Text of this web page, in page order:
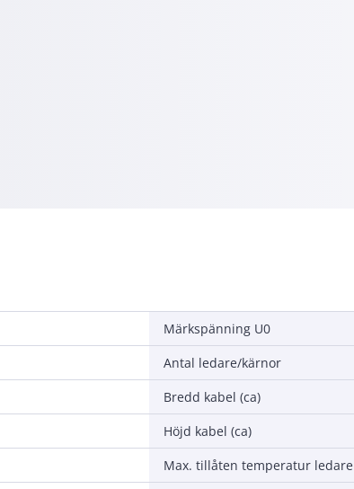
Märkspänning U0
Antal ledare/kärnor
Bredd kabel (ca)
Höjd kabel (ca)
Max. tillåten temperatur ledare